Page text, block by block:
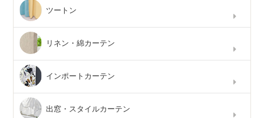
ツートン
リネン・綿カーテン
インポートカーテン
出窓・スタイルカーテン